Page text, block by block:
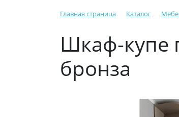
Главная страница Каталог
Шкаф-купе
бронза